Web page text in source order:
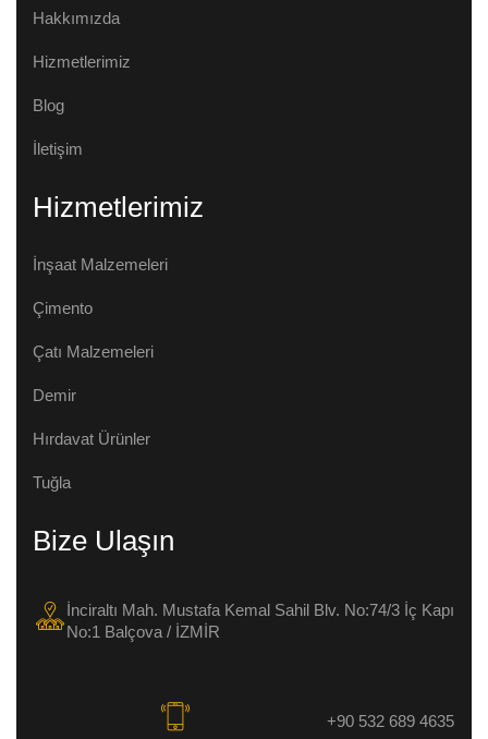
Hakkımızda
Hizmetlerimiz
Blog
İletişim
Hizmetlerimiz
İnşaat Malzemeleri
Çimento
Çatı Malzemeleri
Demir
Hırdavat Ürünler
Tuğla
Bize Ulaşın
İnciraltı Mah. Mustafa Kemal Sahil Blv. No:74/3 İç Kapı
No:1 Balçova / İZMİR
+90 532 689 4635